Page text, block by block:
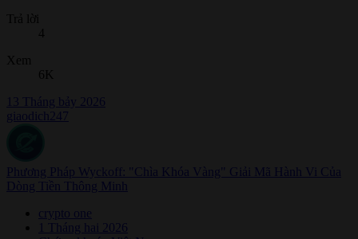
Trả lời
4
Xem
6K
13 Tháng bảy 2026
giaodich247
Phương Pháp Wyckoff: "Chìa Khóa Vàng" Giải Mã Hành Vi Của
Dòng Tiền Thông Minh
crypto one
1 Tháng hai 2026